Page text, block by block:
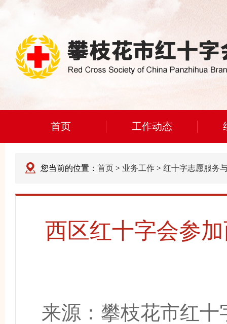
首页 工作动态
您当前的位置： 首页 > 业务工作 > 红十字志愿服务
西区红十字会参
来源： 攀枝花市红十